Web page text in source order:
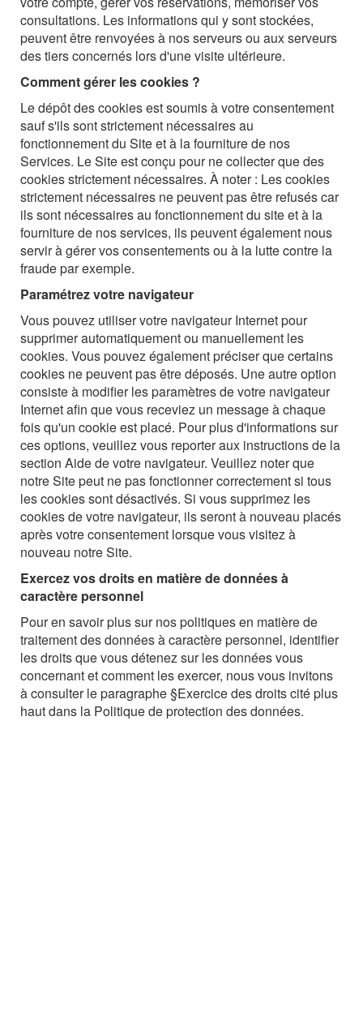
consultations. Les informations qui y sont stockées,
peuvent être renvoyées à nos serveurs ou aux serveurs
des tiers concernés lors d'une visite ultérieure.
Comment gérer les cookies ?
Le dépôt des cookies est soumis à votre consentement
sauf s'ils sont strictement nécessaires au
fonctionnement du Site et à la fourniture de nos
Services. Le Site est conçu pour ne collecter que des
cookies strictement nécessaires. À noter : Les cookies
strictement nécessaires ne peuvent pas être refusés car
ils sont nécessaires au fonctionnement du site et à la
fourniture de nos services, ils peuvent également nous
servir à gérer vos consentements ou à la lutte contre la
fraude par exemple.
Paramétrez votre navigateur
Vous pouvez utiliser votre navigateur Internet pour
supprimer automatiquement ou manuellement les
cookies. Vous pouvez également préciser que certains
cookies ne peuvent pas être déposés. Une autre option
consiste à modifier les paramètres de votre navigateur
Internet afin que vous receviez un message à chaque
fois qu'un cookie est placé. Pour plus d'informations sur
ces options, veuillez vous reporter aux instructions de la
section Aide de votre navigateur. Veuillez noter que
notre Site peut ne pas fonctionner correctement si tous
les cookies sont désactivés. Si vous supprimez les
cookies de votre navigateur, ils seront à nouveau placés
après votre consentement lorsque vous visitez à
nouveau notre Site.
Exercez vos droits en matière de données à
caractère personnel
Pour en savoir plus sur nos politiques en matière de
traitement des données à caractère personnel, identifier
les droits que vous détenez sur les données vous
concernant et comment les exercer, nous vous invitons
à consulter le paragraphe §Exercice des droits cité plus
haut dans la Politique de protection des données.